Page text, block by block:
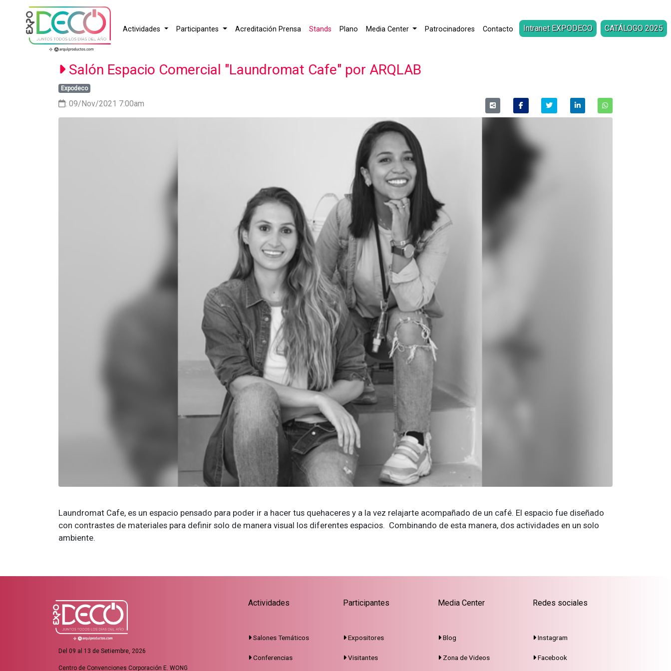
Actividades Participantes Acreditación Prensa Stands Plano Media Center Patrocinadores Contacto Intranet EXPODECO CATÁLOGO 2025
Salón Espacio Comercial "Laundromat Cafe" por ARQLAB
Expodeco
: 09/Nov/2021 7:00am
Laundromat Cafe, es un espacio pensado para poder ir a hacer tus quehaceres y a la vez relajarte acompañado de un café. El espacio fue diseñado
con contrastes de materiales para definir solo de manera visual los diferentes espacios. Combinando de esta manera, dos actividades en un solo
ambiente.
Del 09 al 13 de Setiembre, 2026
Centro de Convenciones Corporación E. WONG
Actividades
Salones Temáticos
Conferencias
Participantes
Expositores
Visitantes
Media Center
Blog
Zona de Videos
Redes sociales
Instagram
Facebook